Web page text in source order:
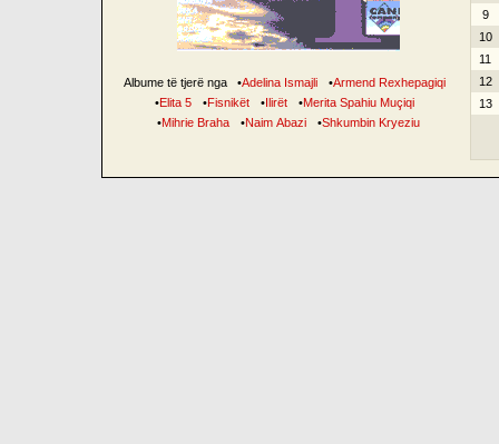
Albume të tjerë nga •Adelina Ismajli •Armend Rexhepagiqi
•Elita 5 •Fisnikët •Ilirët •Merita Spahiu Muçiqi
•Mihrie Braha •Naim Abazi •Shkumbin Kryeziu
9
10
11
12
13